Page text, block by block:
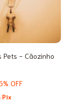
Pets - Cãozinho
% OFF
Pix